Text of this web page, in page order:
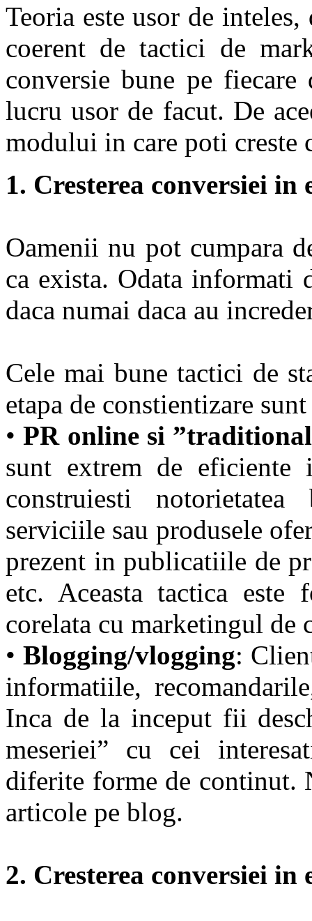
Teoria este usor de
coerent de tactici de
conversie bune pe
lucru usor de facut. De
modului in care poti creste
1. Cresterea conversiei in
Oamenii nu pot cumpara
ca exista. Odata informati
daca numai daca au
Cele mai bune tactici de
etapa de constientizare
•PR online si
sunt extrem de eficiente
construiesti
serviciile sau produsele
prezent in publicatiile de
etc. Aceasta tactica este
corelata cu marketingul de
• Blogging/vlogging:
informatiile,
Inca de la inceput fii
meseriei” cu cei
diferite forme de continut.
articole pe blog.
2. Cresterea conversiei in